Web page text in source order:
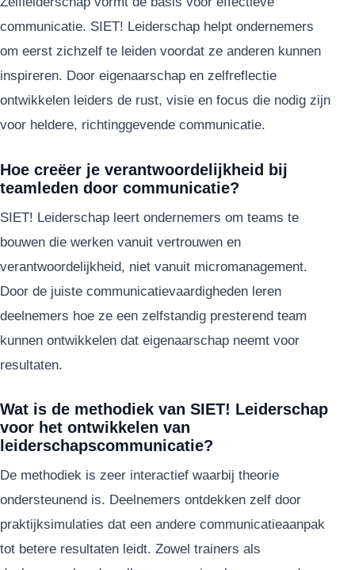
communicatie. SIET! Leiderschap helpt ondernemers
om eerst zichzelf te leiden voordat ze anderen kunnen
inspireren. Door eigenaarschap en zelfreflectie
ontwikkelen leiders de rust, visie en focus die nodig zijn
voor heldere, richtinggevende communicatie.
Hoe creëer je verantwoordelijkheid bij
teamleden door communicatie?
SIET! Leiderschap leert ondernemers om teams te
bouwen die werken vanuit vertrouwen en
verantwoordelijkheid, niet vanuit micromanagement.
Door de juiste communicatievaardigheden leren
deelnemers hoe ze een zelfstandig presterend team
kunnen ontwikkelen dat eigenaarschap neemt voor
resultaten.
Wat is de methodiek van SIET! Leiderschap
voor het ontwikkelen van
leiderschapscommunicatie?
De methodiek is zeer interactief waarbij theorie
ondersteunend is. Deelnemers ontdekken zelf door
praktijksimulaties dat een andere communicatieaanpak
tot betere resultaten leidt. Zowel trainers als